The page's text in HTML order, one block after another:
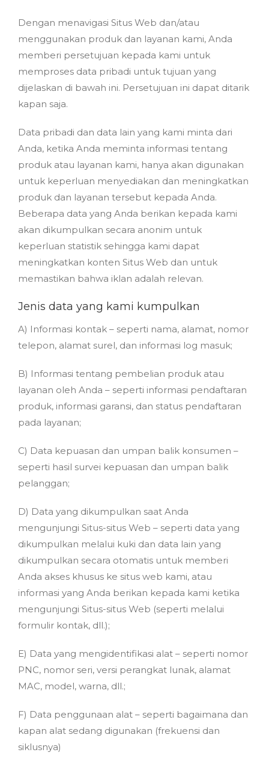
Dengan menavigasi Situs Web dan/atau
menggunakan produk dan layanan kami, Anda
memberi persetujuan kepada kami untuk
memproses data pribadi untuk tujuan yang
dijelaskan di bawah ini. Persetujuan ini dapat ditarik
kapan saja.
Data pribadi dan data lain yang kami minta dari
Anda, ketika Anda meminta informasi tentang
produk atau layanan kami, hanya akan digunakan
untuk keperluan menyediakan dan meningkatkan
produk dan layanan tersebut kepada Anda.
Beberapa data yang Anda berikan kepada kami
akan dikumpulkan secara anonim untuk
keperluan statistik sehingga kami dapat
meningkatkan konten Situs Web dan untuk
memastikan bahwa iklan adalah relevan.
Jenis data yang kami kumpulkan
A) Informasi kontak – seperti nama, alamat, nomor
telepon, alamat surel, dan informasi log masuk;
B) Informasi tentang pembelian produk atau
layanan oleh Anda – seperti informasi pendaftaran
produk, informasi garansi, dan status pendaftaran
pada layanan;
C) Data kepuasan dan umpan balik konsumen –
seperti hasil survei kepuasan dan umpan balik
pelanggan;
D) Data yang dikumpulkan saat Anda
mengunjungi Situs-situs Web – seperti data yang
dikumpulkan melalui kuki dan data lain yang
dikumpulkan secara otomatis untuk memberi
Anda akses khusus ke situs web kami, atau
informasi yang Anda berikan kepada kami ketika
mengunjungi Situs-situs Web (seperti melalui
formulir kontak, dll.);
E) Data yang mengidentifikasi alat – seperti nomor
PNC, nomor seri, versi perangkat lunak, alamat
MAC, model, warna, dll.;
F) Data penggunaan alat – seperti bagaimana dan
kapan alat sedang digunakan (frekuensi dan
siklusnya)